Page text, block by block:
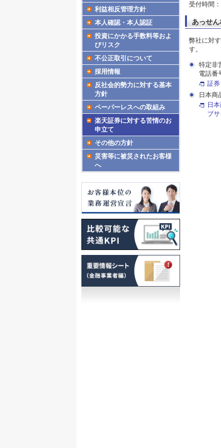
受付時間
あっせ
弊社に対
す。
特定非
電話番
証
日本
日
ブ
利益相反管理方針
本人確認・本人認証
投資にかかる手数料等およ
びリスク
不公正取引について
採用情報
反社会的勢力に対する基本
方針
ペーパーレスへの取組み
楽天証券に対する苦情のお
申立て
その他の方針
災害等に被災されたお客様
へ